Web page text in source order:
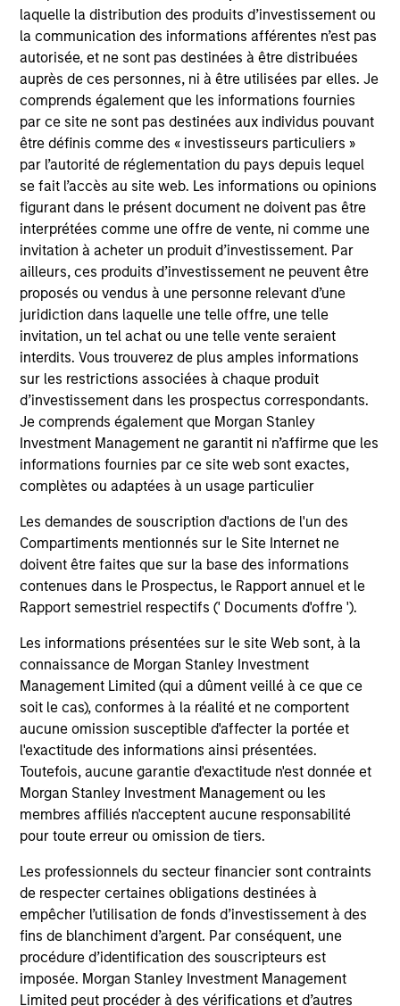
laquelle la distribution des produits d’investissement ou
la communication des informations afférentes n’est pas
autorisée, et ne sont pas destinées à être distribuées
auprès de ces personnes, ni à être utilisées par elles. Je
comprends également que les informations fournies
par ce site ne sont pas destinées aux individus pouvant
être définis comme des « investisseurs particuliers »
par l’autorité de réglementation du pays depuis lequel
se fait l’accès au site web. Les informations ou opinions
figurant dans le présent document ne doivent pas être
interprétées comme une offre de vente, ni comme une
invitation à acheter un produit d’investissement. Par
ailleurs, ces produits d’investissement ne peuvent être
proposés ou vendus à une personne relevant d’une
juridiction dans laquelle une telle offre, une telle
invitation, un tel achat ou une telle vente seraient
interdits. Vous trouverez de plus amples informations
sur les restrictions associées à chaque produit
d’investissement dans les prospectus correspondants.
Je comprends également que Morgan Stanley
Investment Management ne garantit ni n’affirme que les
informations fournies par ce site web sont exactes,
complètes ou adaptées à un usage particulier
Les demandes de souscription d'actions de l'un des
Compartiments mentionnés sur le Site Internet ne
doivent être faites que sur la base des informations
contenues dans le Prospectus, le Rapport annuel et le
Rapport semestriel respectifs (' Documents d'offre ').
Les informations présentées sur le site Web sont, à la
connaissance de Morgan Stanley Investment
Management Limited (qui a dûment veillé à ce que ce
soit le cas), conformes à la réalité et ne comportent
aucune omission susceptible d'affecter la portée et
l'exactitude des informations ainsi présentées.
Toutefois, aucune garantie d'exactitude n'est donnée et
Morgan Stanley Investment Management ou les
membres affiliés n'acceptent aucune responsabilité
pour toute erreur ou omission de tiers.
Les professionnels du secteur financier sont contraints
de respecter certaines obligations destinées à
empêcher l’utilisation de fonds d’investissement à des
fins de blanchiment d’argent. Par conséquent, une
procédure d’identification des souscripteurs est
imposée. Morgan Stanley Investment Management
Limited peut procéder à des vérifications et d’autres
public affairs consultancy, The Brussels Office and
the Mission of Norway to the EU. She holds an MSc
in European Political Economy from the London
School of Economics. She is a member of Morgan
Stanley Investment Management’s EMEA Diversity
Focus Committee and the Morgan Stanley’s EMEA
Race Action Group.
International Equity Team
Global Franchise Strategy
Concentrated portfolio of 20-40 high quality
global businesses, characterized by hard-
to-replicate intangible assets, high returns
on operating capital employed and strong
free cash flow generation. Designed for
investors who seek capital growth, earnings
resilience and reduced downside
participation.
Global Quality Strategy
Invests in high quality resilient companies
with strong management, high returns on
capital, and strong free-cash-flow
generation.
International Equity Strategy
Seeks to maintain a diversified portfolio of
companies that are primarily domiciled
outside of the U.S.
Global Quality Select Strategy
Invests in 25-50 high quality global
businesses, characterized by hard-to-
replicate intangible assets, high returns on
operating capital employed and strong free
cash flow generation. Designed for investors
who seek capital growth, earnings resilience